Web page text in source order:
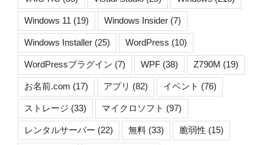
Windows 11 (19) Windows Insider (7)
Windows Installer (25) WordPress (10)
WordPressプラグイン (7) WPF (38) Z790M (19)
お名前.com (17) アプリ (82) イベント (76)
ストレージ (33) マイクロソフト (97)
レンタルサーバー (22) 無料 (33) 脆弱性 (15)